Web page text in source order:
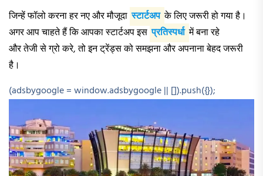
जिन्हें फॉलो करना हर नए और मौजूदा स्टार्टअप के लिए जरूरी हो गया है।
अगर आप चाहते हैं कि आपका स्टार्टअप इस प्रतिस्पर्धा में बना रहे
और तेजी से ग्रो करे, तो इन ट्रेंड्स को समझना और अपनाना बेहद जरूरी
है।
(adsbygoogle = window.adsbygoogle || []).push({});